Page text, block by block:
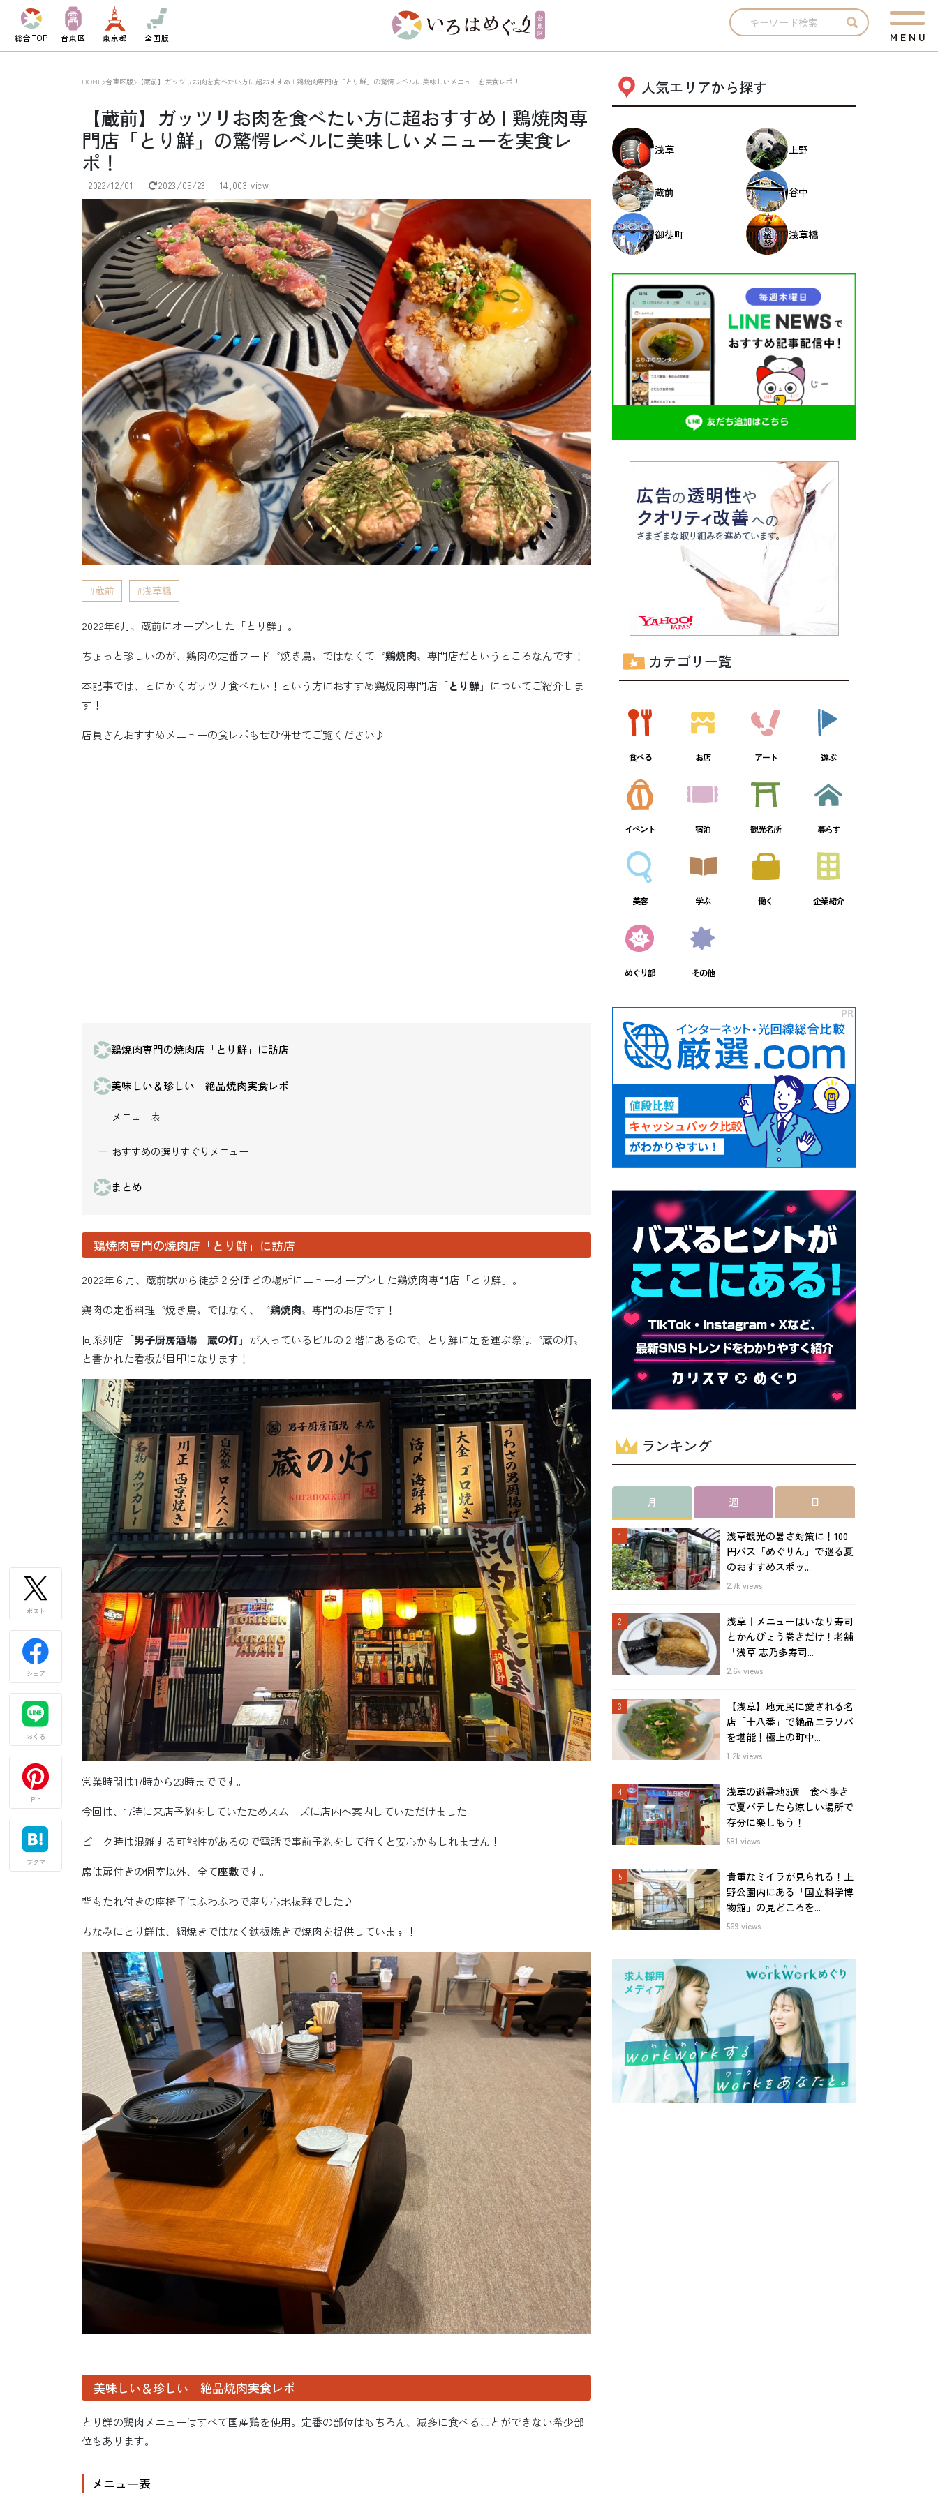
総合TOP 台東区 東京都 全国版 M E N U
HOME 台東区版 【蔵前】ガッツリお肉を食べたい方に超おすすめ | 鶏焼肉専門店「とり鮮」の驚愕レベルに美味しいメニューを実食レポ！
【蔵前】ガッツリお肉を食べたい方に超おすすめ | 鶏焼肉専
門店「とり鮮」の驚愕レベルに美味しいメニューを実食レ
ポ！
2022/12/01 2023/05/23 14,003 view
蔵前 浅草橋
2022年6月、蔵前にオープンした「とり鮮」。
ちょっと珍しいのが、鶏肉の定番フード〝焼き鳥〟ではなくて〝鶏焼肉〟専門店だというところなんです！
本記事では、とにかくガッツリ食べたい！という方におすすめ鶏焼肉専門店「とり鮮」についてご紹介しま
す！
店員さんおすすめメニューの食レポもぜひ併せてご覧ください♪
鶏焼肉専門の焼肉店「とり鮮」に訪店
美味しい＆珍しい 絶品焼肉実食レポ
メニュー表
おすすめの選りすぐりメニュー
まとめ
鶏焼肉専門の焼肉店「とり鮮」に訪店
2022年６月、蔵前駅から徒歩２分ほどの場所にニューオープンした鶏焼肉専門店「とり鮮」。
鶏肉の定番料理〝焼き鳥〟ではなく、〝鶏焼肉〟専門のお店です！
同系列店「男子厨房酒場 蔵の灯 」が入っているビルの２階にあるので、とり鮮に足を運ぶ際は〝蔵の灯〟
と書かれた看板が目印になります！
営業時間は17時から23時までです。
今回は、17時に来店予約をしていたためスムーズに店内へ案内していただけました。
ピーク時は混雑する可能性があるので電話で事前予約をして行くと安心かもしれません！
席は扉付きの個室以外、全て座敷です。
背もたれ付きの座椅子はふわふわで座り心地抜群でした♪
ちなみにとり鮮は、網焼きではなく鉄板焼きで焼肉を提供しています！
美味しい＆珍しい 絶品焼肉実食レポ
とり鮮の鶏肉メニューはすべて国産鶏を使用。定番の部位はもちろん、滅多に食べることができない希少部
位もあります。
メニュー表
人気エリアから探す
浅草 上野
蔵前 谷中
御徒町 浅草橋
カテゴリ一覧
食べる お店 アート 遊ぶ
イベント 宿泊 観光名所 暮らす
美容 学ぶ 働く 企業紹介
めぐり部 その他
ランキング
月 週 日
浅草観光の暑さ対策に！100
円バス「めぐりん」で巡る夏
のおすすめスポッ...
2.7k views
浅草｜メニューはいなり寿司
とかんぴょう巻きだけ！老舗
「浅草 志乃多寿司...
2.6k views
【浅草】地元民に愛される名
店「十八番」で絶品ニラソバ
を堪能！極上の町中...
1.2k views
浅草の避暑地3選｜食べ歩き
で夏バテしたら涼しい場所で
存分に楽しもう！
581 views
貴重なミイラが見られる！上
野公園内にある「国立科学博
物館」の見どころを...
569 views
ポスト
シェア
おくる
Pin
ブクマ